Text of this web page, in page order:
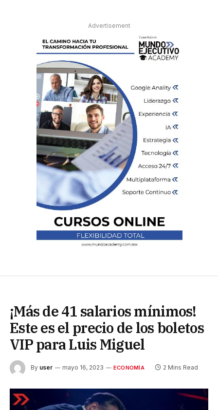
Advertisement
¡Más de 41 salarios mínimos!
Este es el precio de los boletos
VIP para Luis Miguel
By user mayo 16, 2023 ECONOMÍA 2 Mins Read